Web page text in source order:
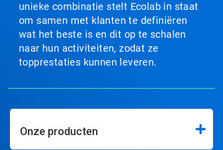
unieke combinatie stelt Ecolab in staat
om samen met klanten te definiëren
wat het beste is en dit op te schalen
naar hun activiteiten, zodat ze
topprestaties kunnen leveren.
Onze producten